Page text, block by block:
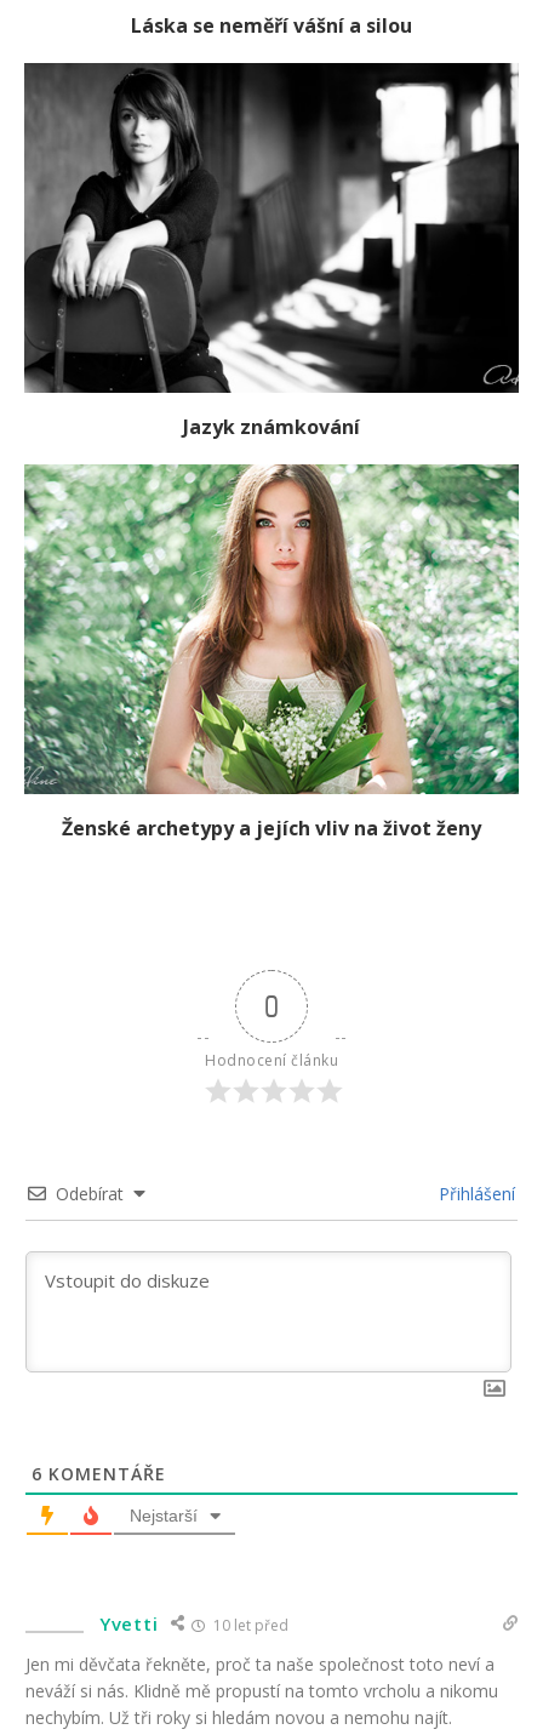
Láska se neměří vášní a silou
Jazyk známkování
Ženské archetypy a jejích vliv na život ženy
0
Hodnocení článku
Odebírat Přihlášení
6 KOMENTÁŘE
Nejstarší
Yvetti 10 let před
Jen mi děvčata řekněte, proč ta naše společnost toto neví a
neváží si nás. Klidně mě propustí na tomto vrcholu a nikomu
nechybím. Už tři roky si hledám novou a nemohu najít.